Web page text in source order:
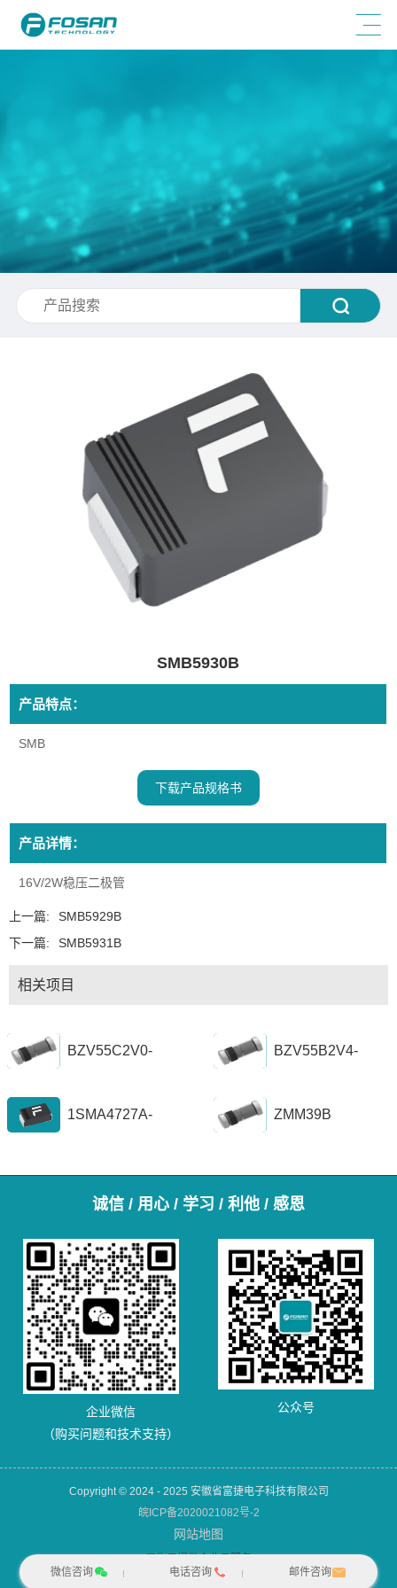
SMB5930B
产品特点：
SMB
下载产品规格书
产品详情：
16V/2W稳压二极管
上一篇:
SMB5929B
下一篇:
SMB5931B
相关项目
BZV55C2V0- BZV55B2V4-
1SMA4727A-
ZMM39B
诚信 / 用心 / 学习 / 利他 / 感恩
企业微信
（购买问题和技术支持）
公众号
Copyright © 2024 - 2025 安徽省富捷电子科技有限公司
皖ICP备2020021082号-2
网站地图
微信咨询
电话咨询 邮件咨询